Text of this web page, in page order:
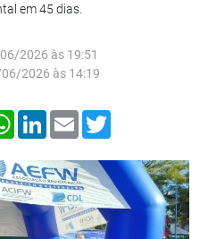
em 45 dias.
2026 às 19:51
2026 às 14:19
WhatsApp
LinkedIn
Email